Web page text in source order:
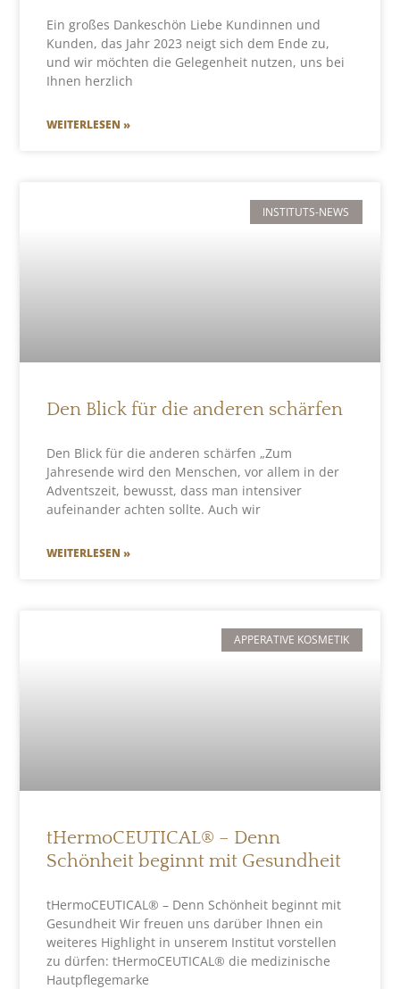
Ein großes Dankeschön Liebe Kundinnen und
Kunden, das Jahr 2023 neigt sich dem Ende zu,
und wir möchten die Gelegenheit nutzen, uns bei
Ihnen herzlich
WEITERLESEN »
INSTITUTS-NEWS
Den Blick für die anderen schärfen
Den Blick für die anderen schärfen „Zum
Jahresende wird den Menschen, vor allem in der
Adventszeit, bewusst, dass man intensiver
aufeinander achten sollte. Auch wir
WEITERLESEN »
APPERATIVE KOSMETIK
tHermoCEUTICAL® – Denn
Schönheit beginnt mit Gesundheit
tHermoCEUTICAL® – Denn Schönheit beginnt mit
Gesundheit Wir freuen uns darüber Ihnen ein
weiteres Highlight in unserem Institut vorstellen
zu dürfen: tHermoCEUTICAL® die medizinische
Hautpflegemarke